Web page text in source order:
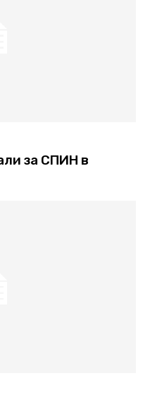
за СПИН в